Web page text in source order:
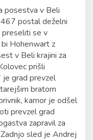
posestva v Beli
postal deželni
preseliti se v
Hohenwart z
v Beli krajini za
prišli
grad prevzel
bratom
kamor je odšel
prevzel grad
zapravil za
sled je Andrej